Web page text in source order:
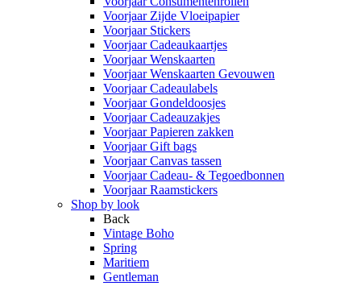
Voorjaar Zijde Vloeipapier
Voorjaar Stickers
Voorjaar Cadeaukaartjes
Voorjaar Wenskaarten
Voorjaar Wenskaarten Gevouwen
Voorjaar Cadeaulabels
Voorjaar Gondeldoosjes
Voorjaar Cadeauzakjes
Voorjaar Papieren zakken
Voorjaar Gift bags
Voorjaar Canvas tassen
Voorjaar Cadeau- & Tegoedbonnen
Voorjaar Raamstickers
Shop by look
Back
Vintage Boho
Spring
Maritiem
Gentleman